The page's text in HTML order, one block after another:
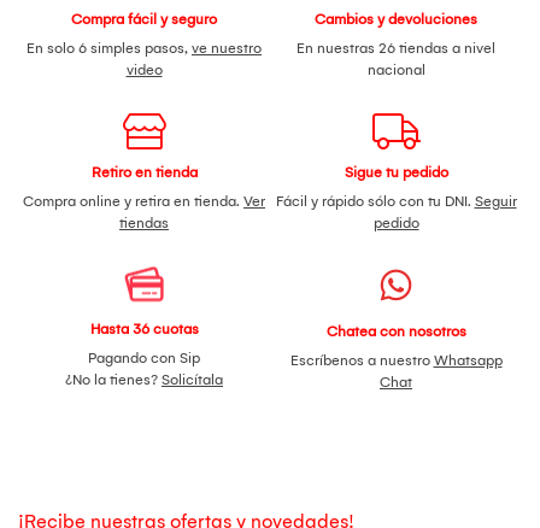
Compra fácil y seguro
En solo 6 simples pasos, ve nuestro
video
Cambios y devoluciones
En nuestras 26 tiendas a nivel
nacional
Retiro en tienda
Compra online y retira en tienda. Ver
tiendas
Sigue tu pedido
Fácil y rápido sólo con tu DNI. Seguir
pedido
Hasta 36 cuotas
Pagando con Sip
¿No la tienes? Solicítala
Chatea con nosotros
Escríbenos a nuestro Whatsapp
Chat
¡Recibe nuestras ofertas y novedades!